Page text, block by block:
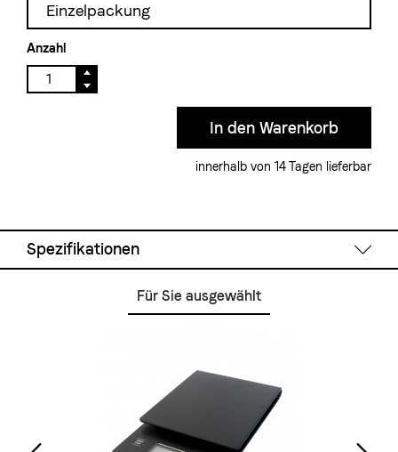
Einzelpackung
Anzahl
innerhalb von 14 Tagen lieferbar
Spezifikationen
Schwarz
Für Sie ausgewählt